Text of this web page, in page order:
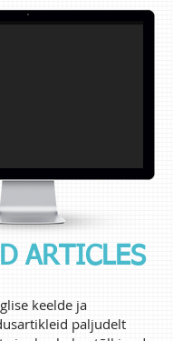
ARTICLES
keelde ja
paljudelt